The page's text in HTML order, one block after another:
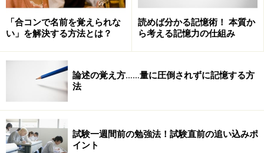
「結びつき」によって行われるのです。
記憶する・忘れないための大原則
このため、記憶する、忘れないようにするには、この
「結びつき」を作り、維持する、さらには強くすればい
いわけです。
「結びつき」ですから、新しい情報・知識は、すでにあ
「合コンで名前を覚えられな
い」を解決する方法とは？
読めば分かる記憶術！ 本質か
ら考える記憶力の仕組み
論述の覚え方……量に圧倒されずに記憶する方
法
試験一週間前の勉強法！試験直前の追い込みポ
イント